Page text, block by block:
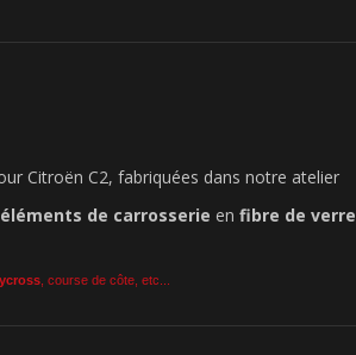
Citroën C2, fabriquées dans notre atelier
éléments de carrosserie en fibre de verre
, course de côte, etc...